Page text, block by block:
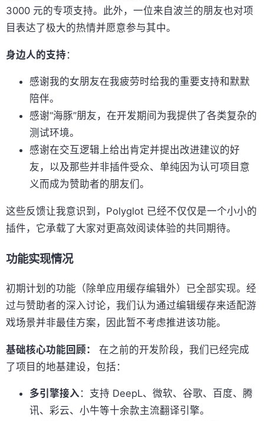
3000 元的专项支持。此外，一位来自波兰的朋友也对项
目表达了极大的热情并愿意参与其中。
身边人的支持：
感谢我的女朋友在我疲劳时给我的重要支持和默默
陪伴。
感谢“海豚”朋友，在开发期间为我提供了各类复杂的
测试环境。
感谢在交互逻辑上给出肯定并提出改进建议的好
友，以及那些并非插件受众、单纯因为认可项目意
义而成为赞助者的朋友们。
这些反馈让我意识到，Polyglot 已经不仅仅是一个小小的
插件，它承载了大家对更高效阅读体验的共同期待。
功能实现情况
初期计划的功能（除单应用缓存编辑外）已全部实现。经
过与赞助者的深入讨论，我们认为通过编辑缓存来适配游
戏场景并非最佳方案，因此暂不考虑推进该功能。
基础核心功能回顾：
在之前的开发阶段，我们已经完成
了项目的地基建设，包括：
多引擎接入 ：支持 DeepL、微软、谷歌、百度、腾
讯、彩云、小牛等十余款主流翻译引擎。